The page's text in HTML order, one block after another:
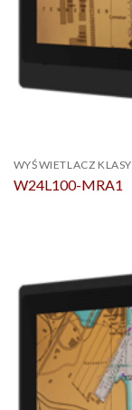
WYŚWIETLACZ
W24L100-MRA1